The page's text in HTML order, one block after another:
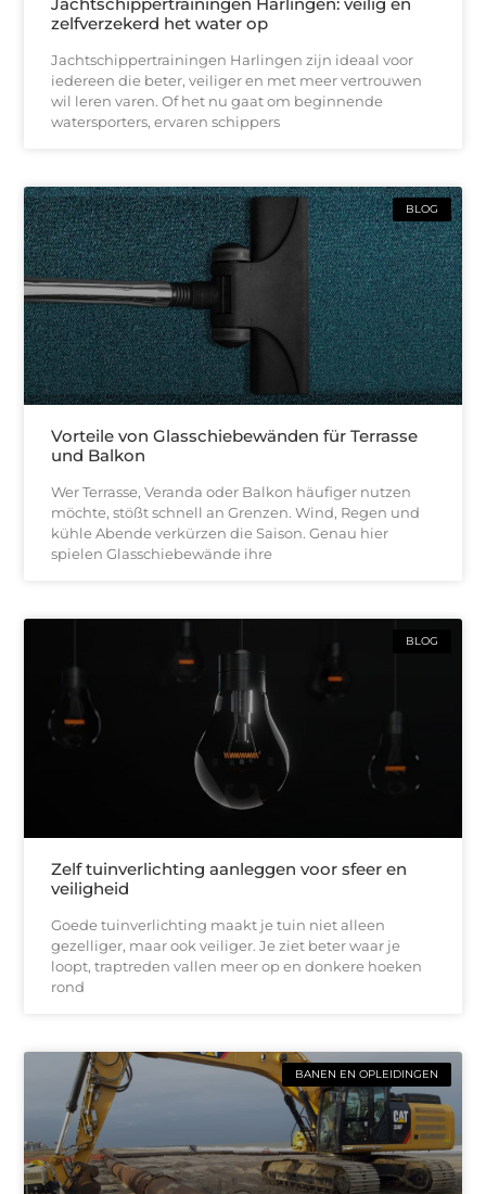
zelfverzekerd het water op
Jachtschippertrainingen Harlingen zijn ideaal voor
iedereen die beter, veiliger en met meer vertrouwen
wil leren varen. Of het nu gaat om beginnende
watersporters, ervaren schippers
BLOG
Vorteile von Glasschiebewänden für Terrasse
und Balkon
Wer Terrasse, Veranda oder Balkon häufiger nutzen
möchte, stößt schnell an Grenzen. Wind, Regen und
kühle Abende verkürzen die Saison. Genau hier
spielen Glasschiebewände ihre
BLOG
Zelf tuinverlichting aanleggen voor sfeer en
veiligheid
Goede tuinverlichting maakt je tuin niet alleen
gezelliger, maar ook veiliger. Je ziet beter waar je
loopt, traptreden vallen meer op en donkere hoeken
rond
BANEN EN OPLEIDINGEN